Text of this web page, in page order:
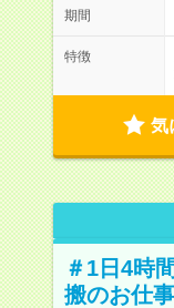
期間
特徴
気
＃1日4時
搬のお仕事